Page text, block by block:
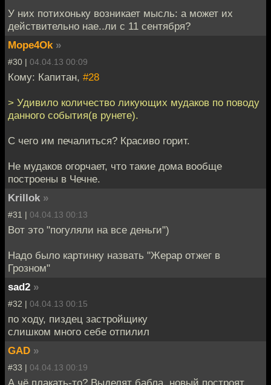
У них потихоньку возникает мысль: а может их
действительно нае..ли с 11 сентября?
Mope4Ok »
#30 | 04.04.13 00:09
Кому: Капитан, #28
> Удивило количество ликующих мудаков по поводу
данного события(в рунете).
С чего им печалиться? Красиво горит.
Не мудаков огорчает, что такие дома вообще
построены в Чечне.
Krillok »
#31 | 04.04.13 00:13
Вот это "погуляли на все деньги")
Надо было картинку назвать "Жерар отжег в
Грозном"
sad2 »
#32 | 04.04.13 00:15
по ходу, пиздец застройщику
слишком много себе отпилил
GAD »
#33 | 04.04.13 00:19